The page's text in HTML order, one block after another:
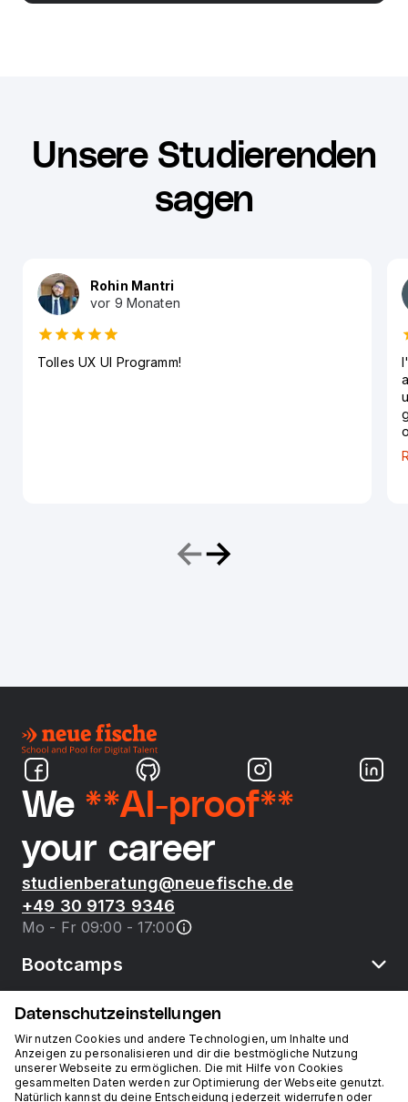
Unsere Studierenden
sagen
Rohin Mantri
vor 9 Monaten
Tolles UX UI Programm!
We **AI-proof**
your career
studienberatung@neuefische.de
+49 30 9173 9346
Mo - Fr 09:00 - 17:00
Bootcamps
neue fische
Ressourcen
Datenschutzeinstellungen
Wir nutzen Cookies und andere Technologien, um Inhalte und
Anzeigen zu personalisieren und dir die bestmögliche Nutzung
unserer Webseite zu ermöglichen. Die mit Hilfe von Cookies
gesammelten Daten werden zur Optimierung der Webseite genutzt.
Natürlich kannst du deine Entscheidung jederzeit widerrufen oder